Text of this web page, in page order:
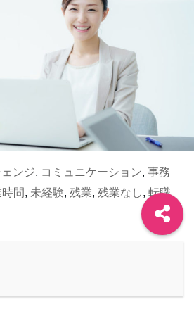
ンジ, コミュニケーション, 事務
間, 未経験, 残業, 残業なし, 転職